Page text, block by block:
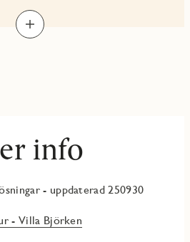
info
- uppdaterad 250930
- Villa Björken